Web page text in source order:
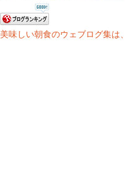
美味しい朝食のウェブログ集は